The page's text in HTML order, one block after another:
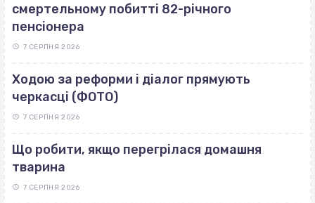
смертельному побитті 82-річного
пенсіонера
7 СЕРПНЯ 2026
Ходою за реформи і діалог прямують
черкасці (ФОТО)
7 СЕРПНЯ 2026
Що робити, якщо перегрілася домашня
тварина
7 СЕРПНЯ 2026